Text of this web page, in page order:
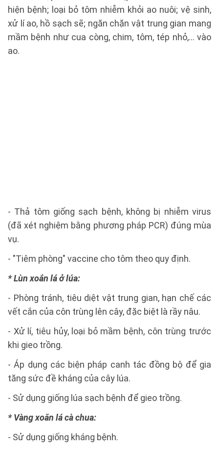
hiện bệnh; loại bỏ tôm nhiễm khỏi ao nuôi; vệ sinh,
xử lí ao, hồ sạch sẽ; ngăn chặn vật trung gian mang
mầm bệnh như cua còng, chim, tôm, tép nhỏ,… vào
ao.
- Thả tôm giống sạch bệnh, không bị nhiễm virus
(đã xét nghiệm bằng phương pháp PCR) đúng mùa
vụ.
- "Tiêm phòng" vaccine cho tôm theo quy định.
* Lùn xoắn lá ở lúa:
- Phòng tránh, tiêu diệt vật trung gian, hạn chế các
vết cắn của côn trùng lên cây, đặc biệt là rầy nâu.
- Xử lí, tiêu hủy, loại bỏ mầm bệnh, côn trùng trước
khi gieo trồng.
- Áp dụng các biện pháp canh tác đồng bộ để gia
tăng sức đề kháng của cây lúa.
- Sử dụng giống lúa sạch bệnh để gieo trồng.
*Vàng xoăn lá cà chua:
- Sử dụng giống kháng bệnh.